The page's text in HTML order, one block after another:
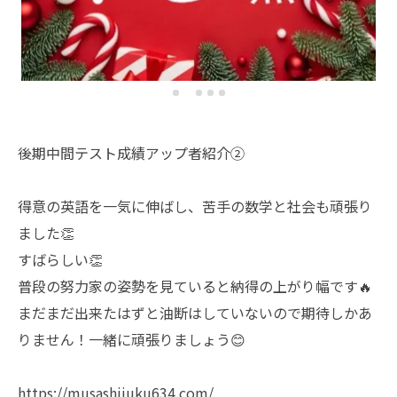
後期中間テスト成績アップ者紹介②
得意の英語を一気に伸ばし、苦手の数学と社会も頑張り
ました👏
すばらしい👏
普段の努力家の姿勢を見ていると納得の上がり幅です🔥
まだまだ出来たはずと油断はしていないので期待しかあ
りません！一緒に頑張りましょう😊
https://musashijuku634.com/